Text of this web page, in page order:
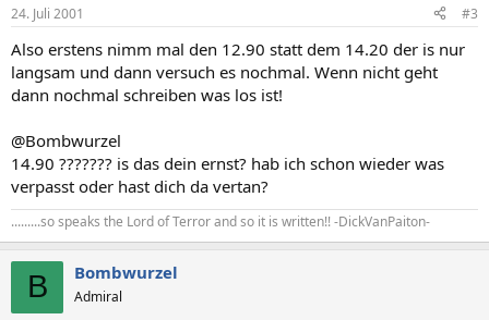
24. Juli 2001 #3
Also erstens nimm mal den 12.90 statt dem 14.20 der is nur
langsam und dann versuch es nochmal. Wenn nicht geht
dann nochmal schreiben was los ist!
@Bombwurzel
14.90 ??????? is das dein ernst? hab ich schon wieder was
verpasst oder hast dich da vertan?
.........so speaks the Lord of Terror and so it is written!! -DickVanPaiton-
B Bombwurzel
Admiral